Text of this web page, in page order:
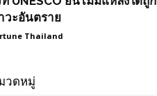
วะอันตราย
Thailand
วดหมู่